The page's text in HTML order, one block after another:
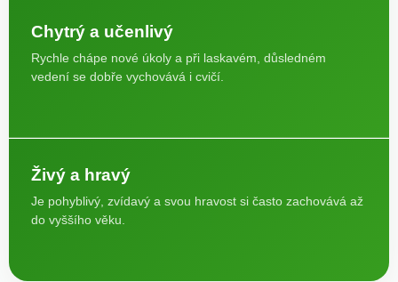
Chytrý a učenlivý
Rychle chápe nové úkoly a při laskavém, důsledném
vedení se dobře vychovává i cvičí.
Živý a hravý
Je pohyblivý, zvídavý a svou hravost si často zachovává až
do vyššího věku.